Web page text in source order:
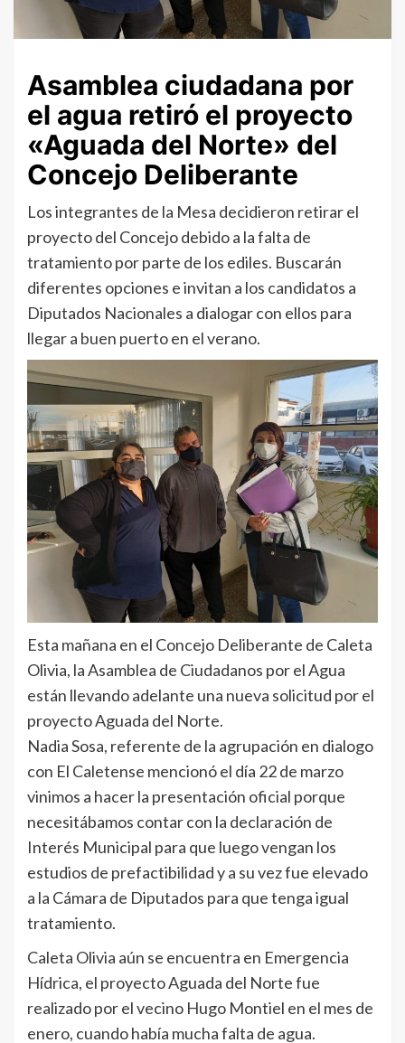
Asamblea ciudadana por
el agua retiró el proyecto
«Aguada del Norte» del
Concejo Deliberante
Los integrantes de la Mesa decidieron retirar el
proyecto del Concejo debido a la falta de
tratamiento por parte de los ediles. Buscarán
diferentes opciones e invitan a los candidatos a
Diputados Nacionales a dialogar con ellos para
llegar a buen puerto en el verano.
Esta mañana en el Concejo Deliberante de Caleta
Olivia, la Asamblea de Ciudadanos por el Agua
están llevando adelante una nueva solicitud por el
proyecto Aguada del Norte.
Nadia Sosa, referente de la agrupación en dialogo
con El Caletense mencionó el día 22 de marzo
vinimos a hacer la presentación oficial porque
necesitábamos contar con la declaración de
Interés Municipal para que luego vengan los
estudios de prefactibilidad y a su vez fue elevado
a la Cámara de Diputados para que tenga igual
tratamiento.
Caleta Olivia aún se encuentra en Emergencia
Hídrica, el proyecto Aguada del Norte fue
realizado por el vecino Hugo Montiel en el mes de
enero, cuando había mucha falta de agua.